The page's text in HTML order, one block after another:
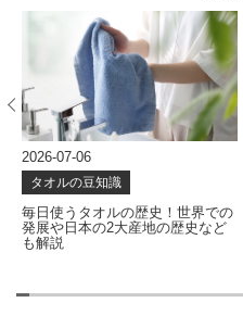
2026-07-06
タオルの豆知識
毎日使うタオルの歴史！世界での
発展や日本の2大産地の歴史など
も解説